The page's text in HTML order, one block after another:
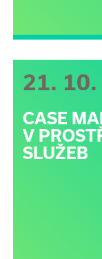
21. 10.
CASE
V
SLUŽEB